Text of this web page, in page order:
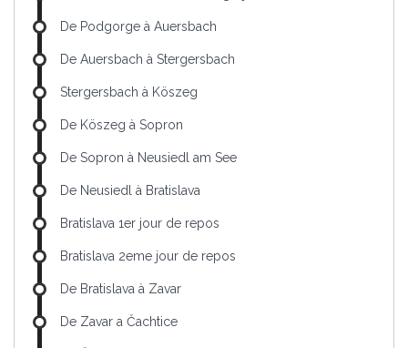
De Podgorge à Auersbach
De Auersbach à Stergersbach
Stergersbach à Köszeg
De Köszeg à Sopron
De Sopron à Neusiedl am See
De Neusiedl à Bratislava
Bratislava 1er jour de repos
Bratislava 2eme jour de repos
De Bratislava à Zavar
De Zavar a Čachtice